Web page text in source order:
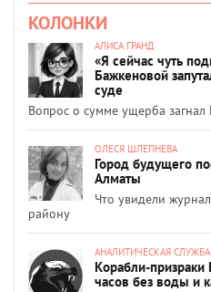
КОЛОНКИ
АЛИСА ГРАНД
«Я сейчас чуть
Бажкеновой
суде
Вопрос о сумме ущерба загнал
ОЛЕСЯ ШЛЕПНЕВА
Город будущего
Алматы
Что увидели
району
АНАЛИТИЧЕСКАЯ СЛУЖБА
Корабли-
часов без воды и